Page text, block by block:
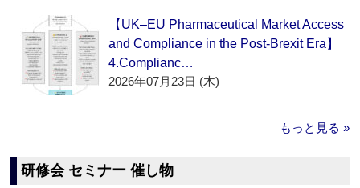
【UK–EU Pharmaceutical Market Access
and Compliance in the Post-Brexit Era】
4.Complianc…
2026年07月23日 (木)
もっと見る »
研修会 セミナー 催し物